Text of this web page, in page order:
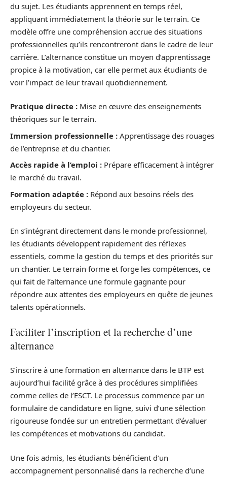
du sujet. Les étudiants apprennent en temps réel,
appliquant immédiatement la théorie sur le terrain. Ce
modèle offre une compréhension accrue des situations
professionnelles qu’ils rencontreront dans le cadre de leur
carrière. L’alternance constitue un moyen d’apprentissage
propice à la motivation, car elle permet aux étudiants de
voir l’impact de leur travail quotidiennement.
Pratique directe : Mise en œuvre des enseignements
théoriques sur le terrain.
Immersion professionnelle : Apprentissage des rouages
de l’entreprise et du chantier.
Accès rapide à l’emploi : Prépare efficacement à intégrer
le marché du travail.
Formation adaptée : Répond aux besoins réels des
employeurs du secteur.
En s’intégrant directement dans le monde professionnel,
les étudiants développent rapidement des réflexes
essentiels, comme la gestion du temps et des priorités sur
un chantier. Le terrain forme et forge les compétences, ce
qui fait de l’alternance une formule gagnante pour
répondre aux attentes des employeurs en quête de jeunes
talents opérationnels.
Faciliter l’inscription et la recherche d’une
alternance
S’inscrire à une formation en alternance dans le BTP est
aujourd’hui facilité grâce à des procédures simplifiées
comme celles de l’ESCT. Le processus commence par un
formulaire de candidature en ligne, suivi d’une sélection
rigoureuse fondée sur un entretien permettant d’évaluer
les compétences et motivations du candidat.
Une fois admis, les étudiants bénéficient d’un
accompagnement personnalisé dans la recherche d’une